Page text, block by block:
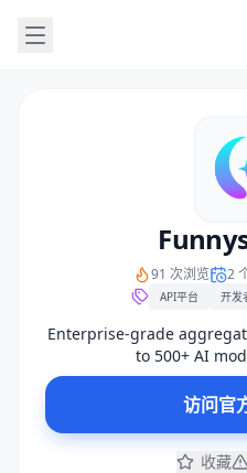
91 次浏览 2
API平台 开发
Enterprise-grade
to 500+ AI
访问官
收藏